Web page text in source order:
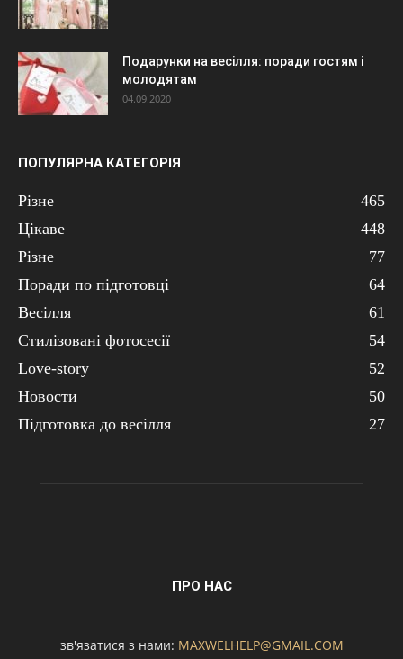
Подарунки на весілля: поради гостям і
молодятам
04.09.2020
ПОПУЛЯРНА КАТЕГОРІЯ
Різне
465
Цікаве
448
Різне
77
Поради по підготовці
64
Весілля
61
Стилізовані фотосесії
54
Love-story
52
Новости
50
Підготовка до весілля
27
ПРО НАС
зв'язатися з нами: MAXWELHELP@GMAIL.COM